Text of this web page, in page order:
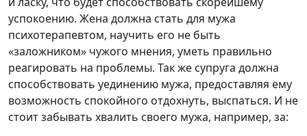
успокоению. Жена должна стать для мужа
психотерапевтом, научить его не быть
«заложником» чужого мнения, уметь правильно
реагировать на проблемы. Так же супруга должна
способствовать уединению мужа, предоставляя ему
возможность спокойного отдохнуть, выспаться. И не
стоит забывать хвалить своего мужа, например, за: